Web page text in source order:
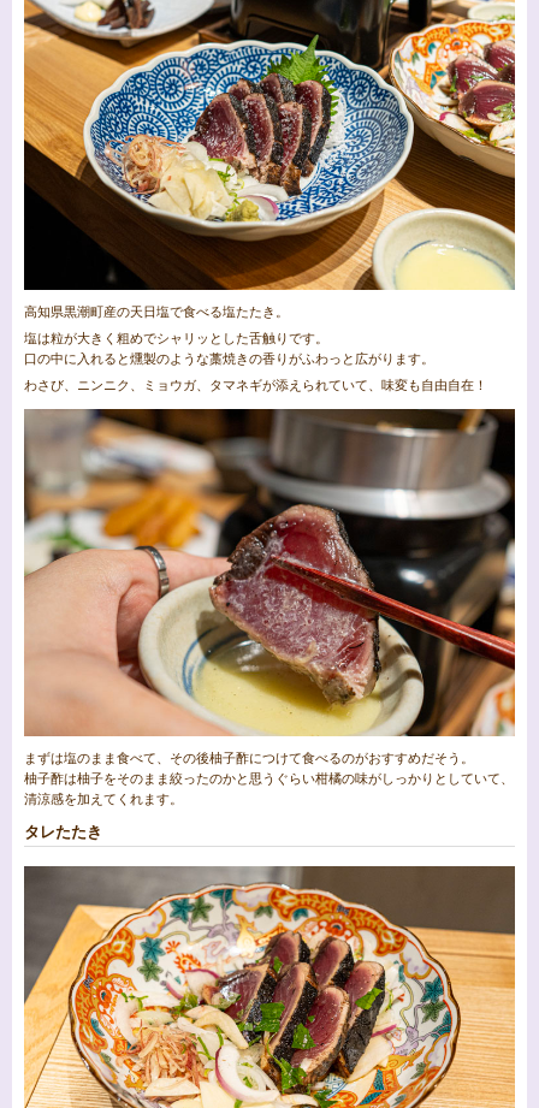
高知県黒潮町産の天日塩で食べる塩たたき。
塩は粒が大きく粗めでシャリッとした舌触りです。
口の中に入れると燻製のような藁焼きの香りがふわっと広がります。
わさび、ニンニク、ミョウガ、タマネギが添えられていて、味変も自由自在！
まずは塩のまま食べて、その後柚子酢につけて食べるのがおすすめだそう。
柚子酢は柚子をそのまま絞ったのかと思うぐらい柑橘の味がしっかりとしていて、
清涼感を加えてくれます。
タレたたき